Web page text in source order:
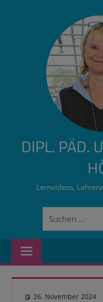
DIPL. PÄD.
Lernvideos,
Suchen
26. November 2024